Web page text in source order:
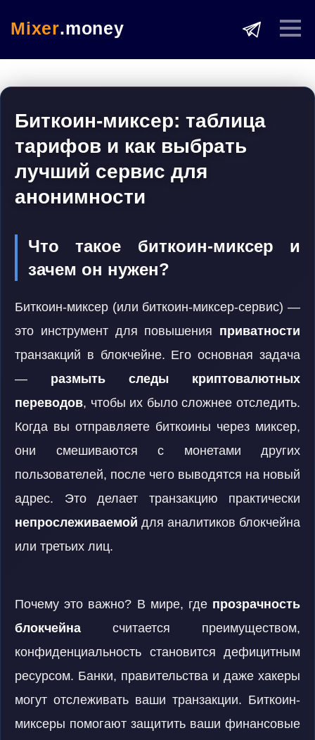
Mixer.money
Биткоин-миксер: таблица
тарифов и как выбрать
лучший сервис для
анонимности
Что такое биткоин-миксер и
зачем он нужен?
Биткоин-миксер (или биткоин-миксер-сервис) —
это инструмент для повышения приватности
транзакций в блокчейне. Его основная задача
— размыть следы криптовалютных
переводов, чтобы их было сложнее отследить.
Когда вы отправляете биткоины через миксер,
они смешиваются с монетами других
пользователей, после чего выводятся на новый
адрес. Это делает транзакцию практически
непрослеживаемой для аналитиков блокчейна
или третьих лиц.
Почему это важно? В мире, где прозрачность
блокчейна считается преимуществом,
конфиденциальность становится дефицитным
ресурсом. Банки, правительства и даже хакеры
могут отслеживать ваши транзакции. Биткоин-
миксеры помогают защитить ваши финансовые